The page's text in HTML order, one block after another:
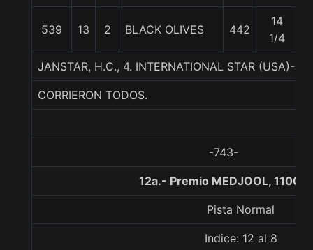
539 13 2 BLACK OLIVES 442
14
1/4
JANSTAR, H.C., 4. INTERNATIONAL STAR (USA)-
CORRIERON TODOS.
-743-
12a.- Premio MEDJOOL, 1100
Pista Normal
Indice: 12 al 8